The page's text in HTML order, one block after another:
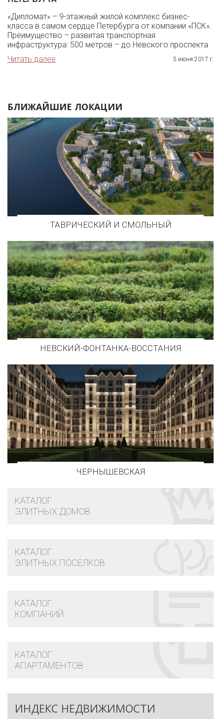
«Дипломат» – 9-этажный жилой комплекс бизнес-
класса в самом сердце Петербурга от компании «ПСК».
Преимущество – развитая транспортная
инфраструктура: 500 метров – до Невского проспекта
Читать далее
5 июня 2017 г.
БЛИЖАЙШИЕ ЛОКАЦИИ
ТАВРИЧЕСКИЙ И СМОЛЬНЫЙ
НЕВСКИЙ-ФОНТАНКА-ВОССТАНИЯ
ЧЕРНЫШЕВСКАЯ
КАТАЛОГ
ЭЛИТНЫХ ДОМОВ
КАТАЛОГ
ЭЛИТНЫХ ПОСЕЛКОВ
КАТАЛОГ
КОМПАНИЙ
КАТАЛОГ
АПАРТАМЕНТОВ
ИНДЕКС НЕДВИЖИМОСТИ